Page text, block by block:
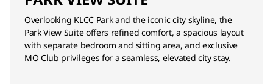
Overlooking KLCC Park and the iconic city skyline, the
Park View Suite offers refined comfort, a spacious layout
with separate bedroom and sitting area, and exclusive
MO Club privileges for a seamless, elevated city stay.